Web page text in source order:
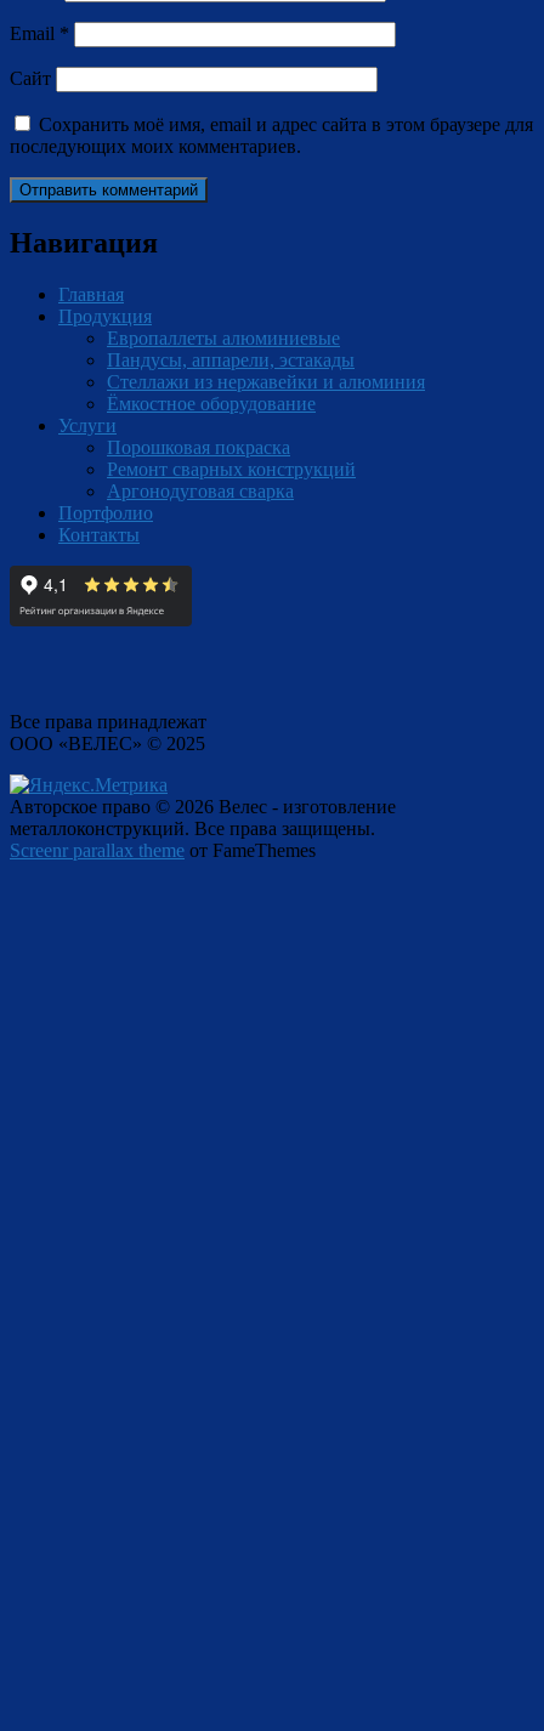
Email *
Сайт
Сохранить моё имя, email и адрес сайта в этом браузере для
последующих моих комментариев.
Навигация
Главная
Продукция
Европаллеты алюминиевые
Пандусы, аппарели, эстакады
Стеллажи из нержавейки и алюминия
Ёмкостное оборудование
Услуги
Порошковая покраска
Ремонт сварных конструкций
Аргонодуговая сварка
Портфолио
Контакты
Все права принадлежат
ООО «ВЕЛЕС» © 2025
Авторское право © 2026 Велес - изготовление
металлоконструкций. Все права защищены.
Screenr parallax theme от FameThemes